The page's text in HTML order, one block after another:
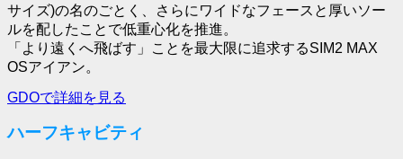
サイズ)の名のごとく、さらにワイドなフェースと厚いソー
ルを配したことで低重心化を推進。
「より遠くへ飛ばす」ことを最大限に追求するSIM2 MAX
OSアイアン。
GDOで詳細を見る
ハーフキャビティ